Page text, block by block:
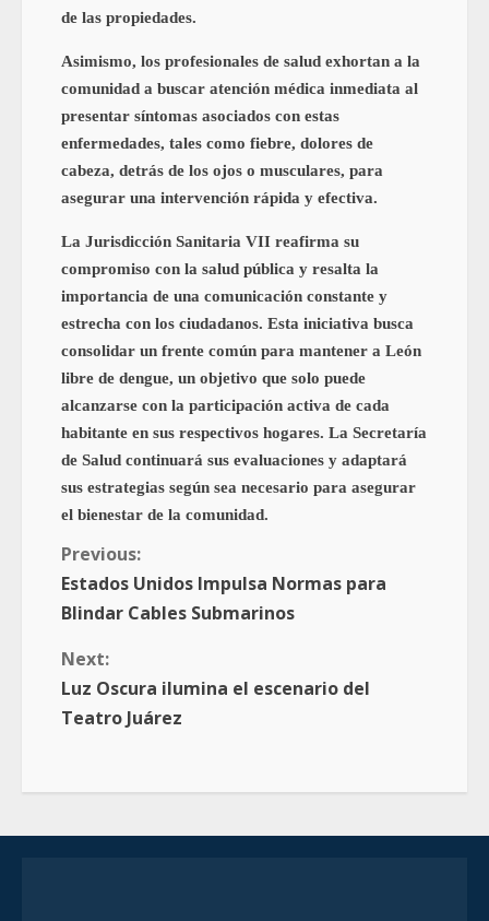
de las propiedades.
Asimismo, los profesionales de salud exhortan a la
comunidad a buscar atención médica inmediata al
presentar síntomas asociados con estas
enfermedades, tales como fiebre, dolores de
cabeza, detrás de los ojos o musculares, para
asegurar una intervención rápida y efectiva.
La Jurisdicción Sanitaria VII reafirma su
compromiso con la salud pública y resalta la
importancia de una comunicación constante y
estrecha con los ciudadanos. Esta iniciativa busca
consolidar un frente común para mantener a León
libre de dengue, un objetivo que solo puede
alcanzarse con la participación activa de cada
habitante en sus respectivos hogares. La Secretaría
de Salud continuará sus evaluaciones y adaptará
sus estrategias según sea necesario para asegurar
el bienestar de la comunidad.
Previous:
Estados Unidos Impulsa Normas para
Blindar Cables Submarinos
Next:
Luz Oscura ilumina el escenario del
Teatro Juárez